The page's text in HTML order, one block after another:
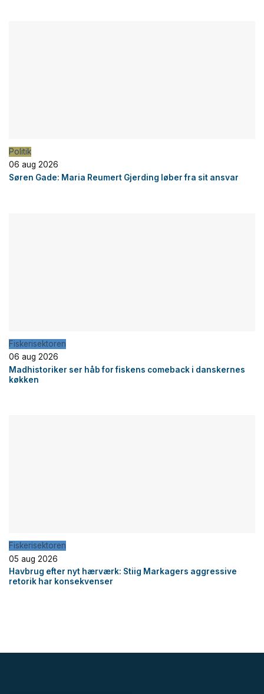
Politik
06 aug 2026
Søren Gade: Maria Reumert Gjerding løber fra sit ansvar
Fiskerisektoren
06 aug 2026
Madhistoriker ser håb for fiskens comeback i danskernes
køkken
Fiskerisektoren
05 aug 2026
Havbrug efter nyt hærværk: Stiig Markagers aggressive
retorik har konsekvenser